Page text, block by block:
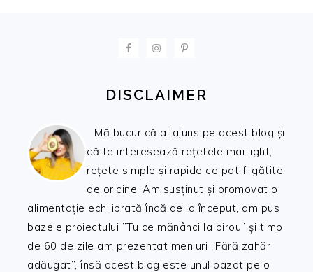
DISCLAIMER
Mă bucur că ai ajuns pe acest blog și
că te interesează rețetele mai light,
rețete simple și rapide ce pot fi gătite
de oricine. Am susținut și promovat o
alimentație echilibrată încă de la început, am pus
bazele proiectului ”Tu ce mănânci la birou” și timp
de 60 de zile am prezentat meniuri ”Fără zahăr
adăugat”, însă acest blog este unul bazat pe o